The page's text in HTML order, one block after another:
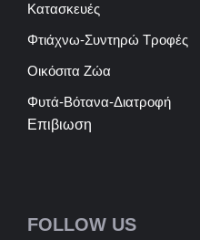
Κατασκευές
Φτιάχνω-Συντηρώ Τροφές
Οικόσιτα Ζώα
Φυτά-Βότανα-Διατροφή
Επιβιωση
FOLLOW US